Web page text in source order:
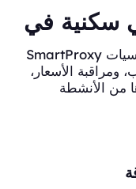
SmartProxy يوفر لك بروكسيات Peru مستقرة لزيادة
الأسعار،